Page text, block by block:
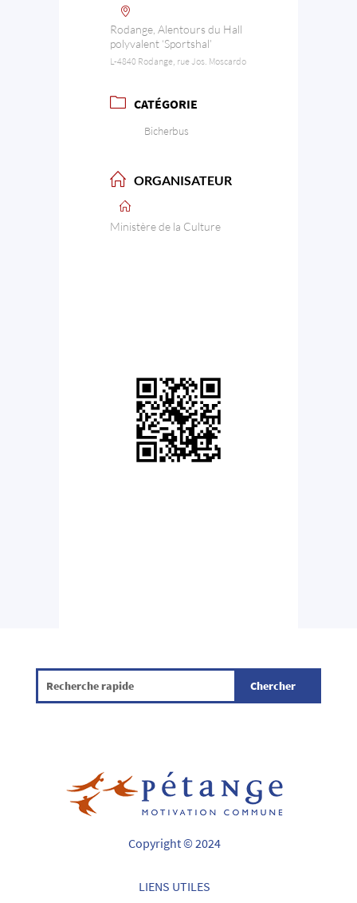
Rodange, Alentours du Hall
polyvalent ‘Sportshal’
L-4840 Rodange, rue Jos. Moscardo
CATÉGORIE
Bicherbus
ORGANISATEUR
Ministère de la Culture
Copyright © 2024
LIENS UTILES